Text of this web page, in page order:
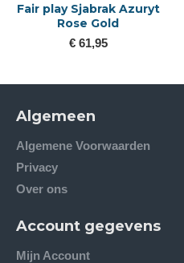
Fair play Sjabrak Azuryt
Rose Gold
€ 61,95
Algemeen
Algemene Voorwaarden
Privacy
Over ons
Account gegevens
Mijn Account